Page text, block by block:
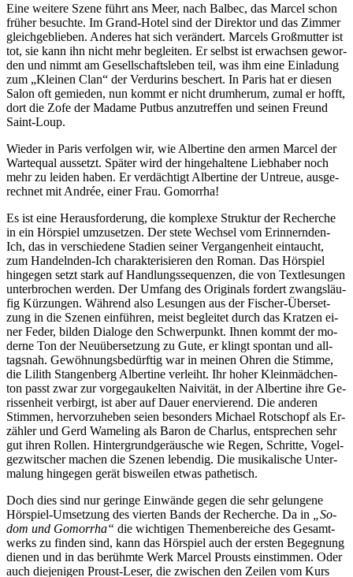
Ei­ne wei­te­re Sze­ne führt ans Meer, nach Bal­bec, das Mar­cel schon
frü­her be­such­te. Im Grand-Ho­tel sind der Di­rek­tor und das Zim­mer
gleich­ge­blie­ben. An­de­res hat sich ver­än­dert. Mar­cels Groß­mutter ist
tot, sie kann ihn nicht mehr be­glei­ten. Er selbst ist er­wach­sen ge­wor­
den und nimmt am Ge­sell­schafts­le­ben teil, was ihm ei­ne Ein­la­dung
zum „Klei­nen Clan“ der Ver­durins be­schert. In Pa­ris hat er die­sen
Sa­lon oft ge­mie­den, nun kommt er nicht drum­her­um, zu­mal er hofft,
dort die Zo­fe der Ma­dame Put­bus an­zu­tref­fen und sei­nen Freund
Saint-Loup.
Wie­der in Pa­ris ver­fol­gen wir, wie Al­ber­ti­ne den ar­men Mar­cel der
War­te­qual aus­setzt. Spä­ter wird der hin­ge­hal­te­ne Lieb­ha­ber noch
mehr zu lei­den ha­ben. Er ver­däch­tigt Al­ber­ti­ne der Un­treue, aus­ge­
rech­net mit An­drée, ei­ner Frau. Gomorrha!
Es ist ei­ne Her­aus­for­de­rung, die kom­ple­xe Struk­tur der Re­cher­che
in ein Hör­spiel um­zu­set­zen. Der ste­te Wech­sel vom Er­in­nern­den-
Ich, das in ver­schie­de­ne Sta­di­en sei­ner Ver­gan­gen­heit ein­taucht,
zum Han­deln­den-Ich cha­rak­te­ri­sie­ren den Ro­man. Das Hör­spiel
hin­ge­gen setzt stark auf Hand­lungs­se­quen­zen, die von Text­le­sun­gen
un­ter­bro­chen wer­den. Der Um­fang des Ori­gi­nals for­dert zwangs­läu­
fig Kür­zun­gen. Wäh­rend al­so Le­sun­gen aus der Fi­scher-Über­set­
zung in die Sze­nen ein­füh­ren, meist be­glei­tet durch das Krat­zen ei­
ner Fe­der, bil­den Dia­lo­ge den Schwer­punkt. Ih­nen kommt der mo­
der­ne Ton der Neu­über­set­zung zu Gu­te, er klingt spon­tan und all­
tags­nah. Ge­wöh­nungs­be­dürf­tig war in mei­nen Oh­ren die Stim­me,
die Li­lith Stan­gen­berg Al­ber­ti­ne ver­leiht. Ihr ho­her Klein­mäd­chen­
ton passt zwar zur vor­ge­gau­kel­ten Nai­vi­tät, in der Al­ber­ti­ne ih­re Ge­
ris­sen­heit ver­birgt, ist aber auf Dau­er ener­vie­rend. Die an­de­ren
Stim­men, her­vor­zu­he­ben sei­en be­son­ders Mi­cha­el Rot­schopf als Er­
zäh­ler und Gerd Wa­me­ling als Ba­ron de Char­lus, ent­spre­chen sehr
gut ih­ren Rol­len. Hin­ter­grund­ge­räu­sche wie Re­gen, Schrit­te, Vo­gel­
ge­zwit­scher ma­chen die Sze­nen le­ben­dig. Die mu­si­ka­li­sche Un­ter­
ma­lung hin­ge­gen ge­rät bis­wei­len et­was pathetisch.
Doch dies sind nur ge­rin­ge Ein­wän­de ge­gen die sehr ge­lun­ge­ne
Hör­spiel-Um­set­zung des vier­ten Bands der Re­cher­che. Da in
„So­
dom und Go­mor­rha“ die wich­ti­gen The­men­be­rei­che des Ge­samt­
werks zu fin­den sind, kann das Hör­spiel auch der ers­ten Be­geg­nung
die­nen und in das be­rühm­te Werk Mar­cel Prousts ein­stim­men. Oder
auch die­je­ni­gen Proust-Le­ser, die zwi­schen den Zei­len vom Kurs